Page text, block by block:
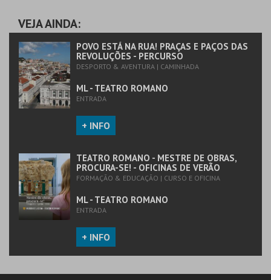
AQUISIÇÃO
MAIS INFO
COMPRAR
VEJA AINDA:
POVO ESTÁ NA RUA! PRAÇAS E PAÇOS DAS
REVOLUÇÕES - PERCURSO
DESPORTO & AVENTURA | CAMINHADA
ML - TEATRO ROMANO
ENTRADA
+ INFO
TEATRO ROMANO - MESTRE DE OBRAS,
PROCURA-SE! - OFICINAS DE VERÃO
FORMAÇÃO & EDUCAÇÃO | CURSO E OFICINA
ML - TEATRO ROMANO
ENTRADA
+ INFO